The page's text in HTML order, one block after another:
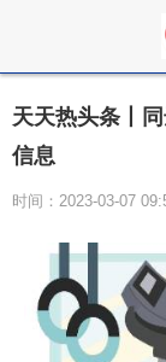
天天热头条丨
信息
时间：2023-03-07